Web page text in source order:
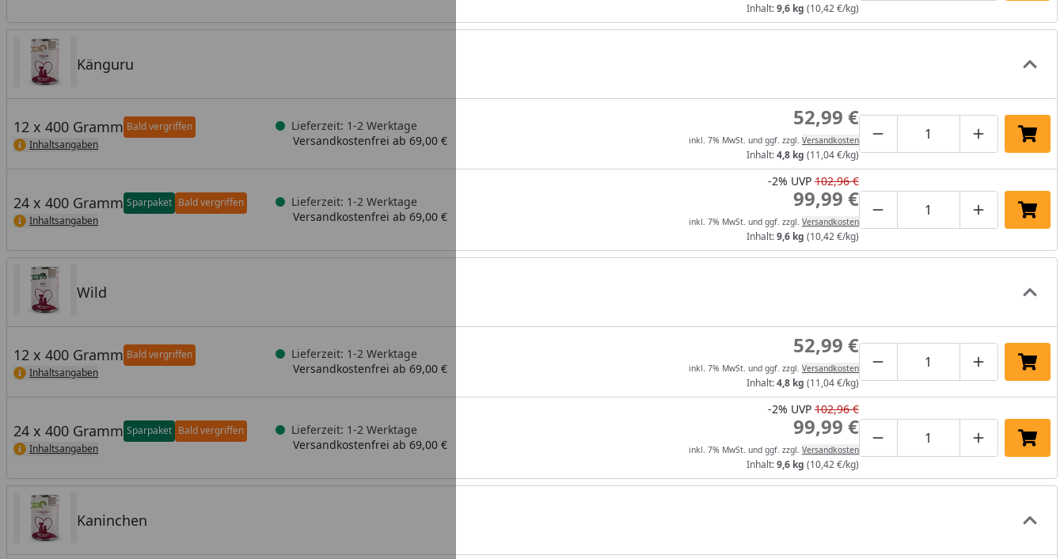
Inhalt:9,6 kg (10,42 €/kg)
Känguru
12 x 400 Gramm Bald vergriffen
Inhaltsangaben
Lieferzeit: 1-2 Werktage
Versandkostenfrei ab 69,00 €
52,99 €
inkl. 7% MwSt. und ggf. zzgl. Versandkosten
Inhalt:4,8 kg (11,04 €/kg)
Produktmenge um eins
Produktmenge In
24 x 400 Gramm Sparpaket Bald vergriffen
Inhaltsangaben
Lieferzeit: 1-2 Werktage
Versandkostenfrei ab 69,00 €
-2% UVP 102,96 €
99,99 €
inkl. 7% MwSt. und ggf. zzgl. Versandkosten
Inhalt:9,6 kg (10,42 €/kg)
Produktmenge um eins
Produktmenge In
Wild
12 x 400 Gramm Bald vergriffen
Inhaltsangaben
Lieferzeit: 1-2 Werktage
Versandkostenfrei ab 69,00 €
52,99 €
inkl. 7% MwSt. und ggf. zzgl. Versandkosten
Inhalt:4,8 kg (11,04 €/kg)
Produktmenge um eins
Produktmenge In
24 x 400 Gramm Sparpaket Bald vergriffen
Inhaltsangaben
Lieferzeit: 1-2 Werktage
Versandkostenfrei ab 69,00 €
-2% UVP 102,96 €
99,99 €
inkl. 7% MwSt. und ggf. zzgl. Versandkosten
Inhalt:9,6 kg (10,42 €/kg)
Produktmenge um eins
Produktmenge In
Kaninchen